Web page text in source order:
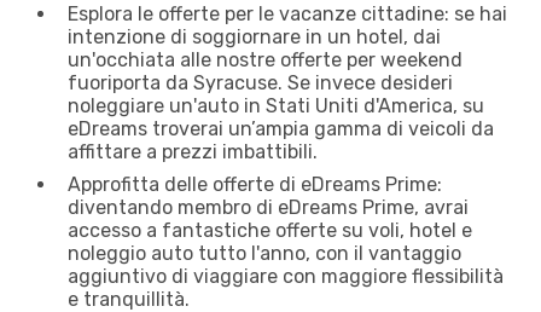
Esplora le offerte per le vacanze cittadine: se hai
intenzione di soggiornare in un hotel, dai
un'occhiata alle nostre offerte per weekend
fuoriporta da Syracuse. Se invece desideri
noleggiare un'auto in Stati Uniti d'America, su
eDreams troverai un’ampia gamma di veicoli da
affittare a prezzi imbattibili.
Approfitta delle offerte di eDreams Prime:
diventando membro di eDreams Prime, avrai
accesso a fantastiche offerte su voli, hotel e
noleggio auto tutto l'anno, con il vantaggio
aggiuntivo di viaggiare con maggiore flessibilità
e tranquillità.